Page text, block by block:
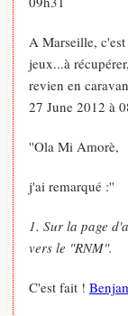
A Marseille,
jeux...à
revien en
27 June 2012 à
''Ola Mi Amorè,
j'ai remarqué :''
1. Sur la page
vers le "RNM".
C'est fait !